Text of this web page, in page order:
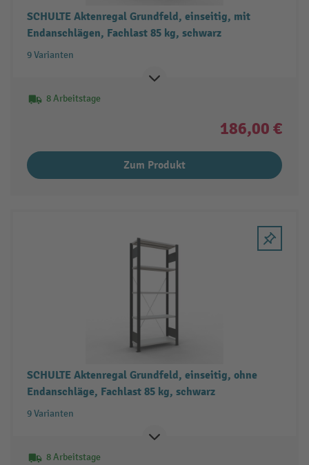
SCHULTE Aktenregal Grundfeld, einseitig, mit
Endanschlägen, Fachlast 85 kg, schwarz
9 Varianten
8 Arbeitstage
186,00 €
Zum Produkt
SCHULTE Aktenregal Grundfeld, einseitig, ohne
Endanschläge, Fachlast 85 kg, schwarz
9 Varianten
8 Arbeitstage